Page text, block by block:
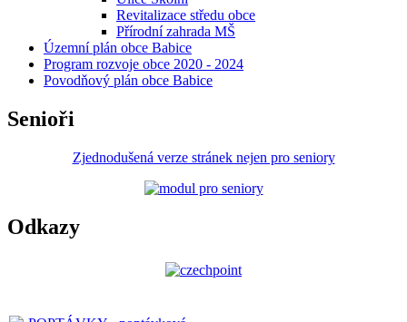
Revitalizace středu obce
Přírodní zahrada MŠ
Územní plán obce Babice
Program rozvoje obce 2020 - 2024
Povodňový plán obce Babice
Senioři
Zjednodušená verze stránek nejen pro seniory
Odkazy